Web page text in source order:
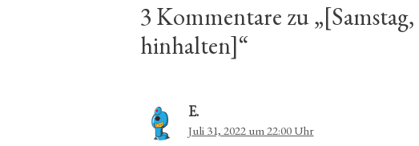
3 Kommentare zu
hinhalten]“
E.
Juli 31, 2022 um 22:00 Uhr